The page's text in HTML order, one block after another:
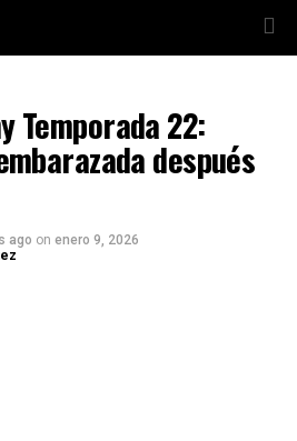
Temporada 22:
después
ago on enero 9, 2026